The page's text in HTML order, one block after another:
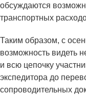
обсуждаются
транспортных
Таким образом, с
возможность видеть
и всю цепочку
экспедитора до
сопроводительных